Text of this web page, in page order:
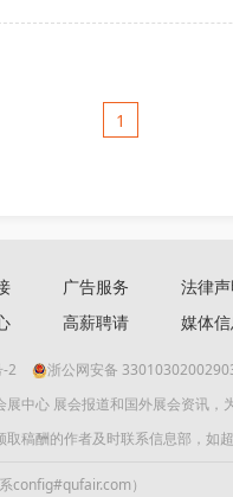
1
广告服务
高薪聘请
法律
媒体
2
浙公网安备
中心 展会报道和国外展会资讯，
稿酬的作者及时联系信息部，
config#qufair.com）